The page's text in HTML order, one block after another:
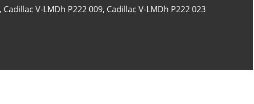
, Cadillac V-LMDh P222 009, Cadillac V-LMDh P222 023